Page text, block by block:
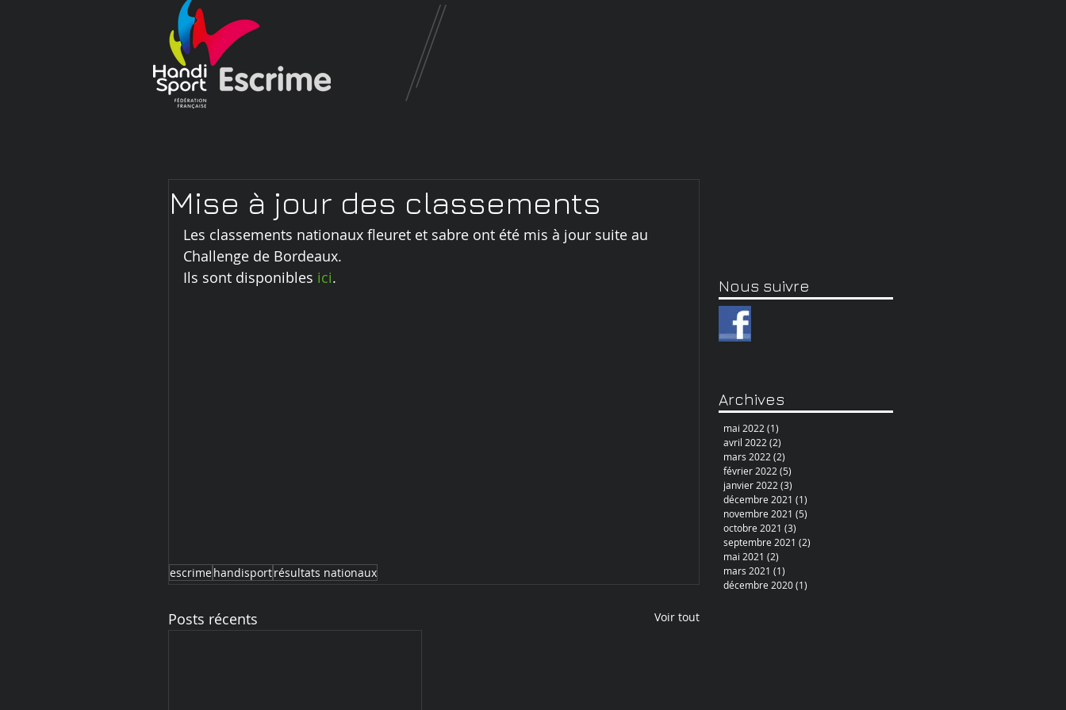
Mise à jour des classements
Les classements nationaux fleuret et sabre ont été mis à jour suite au
Challenge de Bordeaux.
Ils sont disponibles ici.
escrimehandisportrésultats nationaux
Posts récents Voir tout
Nous suivre
Archives
mai 2022 (1)
avril 2022 (2)
mars 2022 (2)
février 2022 (5)
janvier 2022 (3)
décembre 2021 (1)
novembre 2021 (5)
octobre 2021 (3)
septembre 2021 (2)
mai 2021 (2)
mars 2021 (1)
décembre 2020(1)